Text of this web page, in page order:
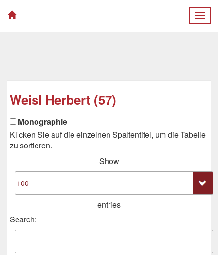
Weisl Herbert (57)
Monographie
Klicken Sie auf die einzelnen Spaltentitel, um die Tabelle
zu sortieren.
Show
entries
Search: